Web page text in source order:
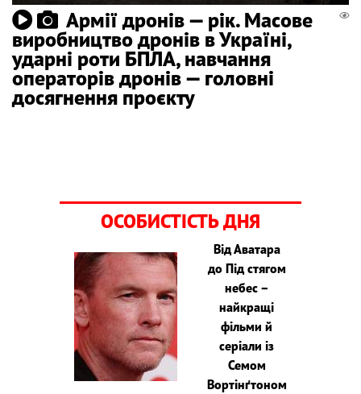
Армії дронів — рік. Масове
виробництво дронів в Україні,
ударні роти БПЛА, навчання
операторів дронів — головні
досягнення проєкту
ОСОБИСТІСТЬ ДНЯ
Від Аватара
до Під стягом
небес –
найкращі
фільми й
серіали із
Семом
Вортінґтоном